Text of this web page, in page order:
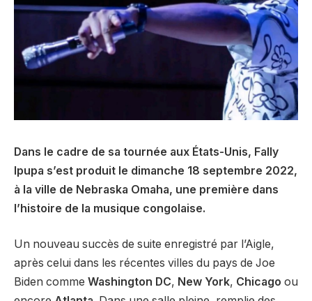
Dans le cadre de sa tournée aux États-Unis, Fally
Ipupa s’est produit le dimanche 18 septembre 2022,
à la ville de Nebraska Omaha, une première dans
l’histoire de la musique congolaise.
Un nouveau succès de suite enregistré par l’Aigle,
après celui dans les récentes villes du pays de Joe
Biden comme Washington DC, New York, Chicago ou